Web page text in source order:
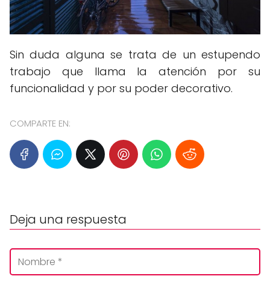
Sin duda alguna se trata de un estupendo
trabajo que llama la atención por su
funcionalidad y por su poder decorativo.
COMPARTE EN:
Deja una respuesta